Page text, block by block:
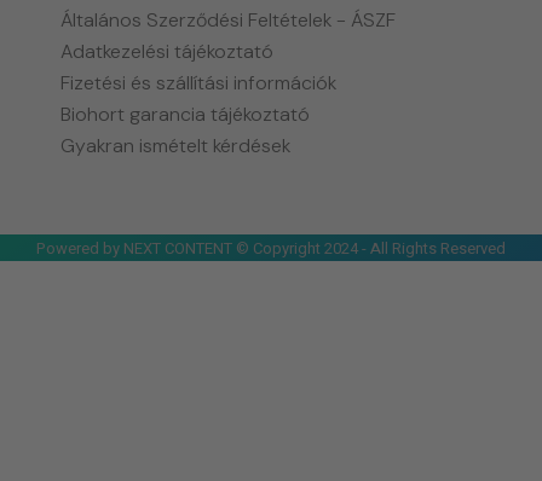
Általános Szerződési Feltételek - ÁSZF
Adatkezelési tájékoztató
Fizetési és szállítási információk
Biohort garancia tájékoztató
Gyakran ismételt kérdések
Powered by NEXT CONTENT © Copyright 2024 - All Rights Reserved